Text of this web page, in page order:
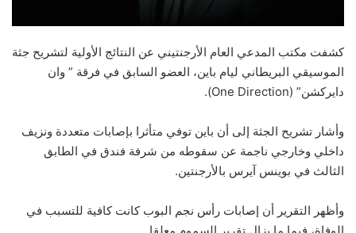
كشفت مكتب المدعي العام الأرجنتيني عن النتائج الأولية لتشريح جثة
الموسيقي البريطاني ليام باين، العضو السابق في فرقة ” وان
دايركشن” (One Direction).
وأشار تشريح الجثة إلى أن باين توفي متأثرا بإصابات متعددة ونزيف
داخلي وخارجي ناجمة عن سقوطه من شرفة فندق في الطابق
الثالث في بوينس آيرس بالأرجنتين.
وأظهر التقرير أن إصابات رأس نجم البوب كانت كافية للتسبب في